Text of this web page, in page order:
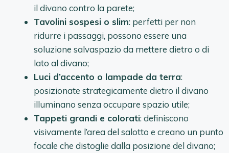
il divano contro la parete;
Tavolini sospesi o slim: perfetti per non
ridurre i passaggi, possono essere una
soluzione salvaspazio da mettere dietro o di
lato al divano;
Luci d’accento o lampade da terra:
posizionate strategicamente dietro il divano
illuminano senza occupare spazio utile;
Tappeti grandi e colorati: definiscono
visivamente l’area del salotto e creano un punto
focale che distoglie dalla posizione del divano;